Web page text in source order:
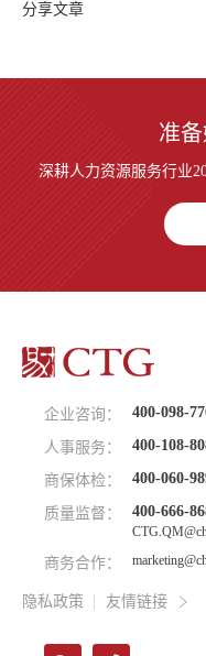
分享文章
准备
深耕人力资源服务行业
企业咨询： 400-098-
人事服务： 400-108-
商保体检： 400-060-
质量监督： 400-666-
商务合作：
隐私政策 友情链接